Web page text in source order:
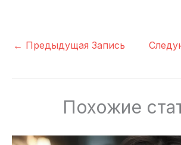
← Предыдущая Запись
Похожие